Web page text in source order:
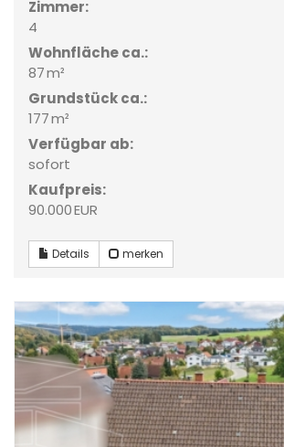
Zimmer:
4
Wohnfläche ca.:
87 m²
Grund­stück ca.:
177 m²
Verfügbar ab:
sofort
Kaufpreis:
90.000 EUR
Details merken